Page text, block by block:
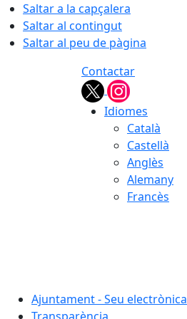
Saltar a la capçalera
Saltar al contingut
Saltar al peu de pàgina
Contactar
Idiomes
Català
Castellà
Anglès
Alemany
Francès
Ajuntament - Seu electrònica